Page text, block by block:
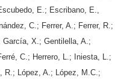
E.; Escribano, E.,
C.; Ferrer, A.; Ferrer, R.;
X.; Gentilella, A.;
C.; Herrero, L.; Iniesta, L.;
López, A.; López, M.C.;